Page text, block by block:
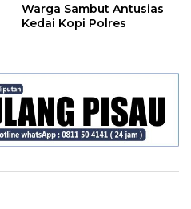
Warga Sambut Antusias
Kedai Kopi Polres